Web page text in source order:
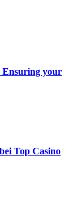
Ensuring your
Top Casino